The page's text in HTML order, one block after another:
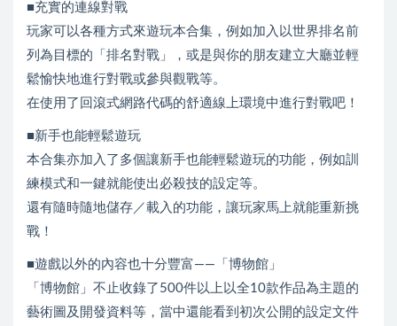
■充實的連線對戰
玩家可以各種方式來遊玩本合集，例如加入以世界排名前
列為目標的「排名對戰」，或是與你的朋友建立大廳並輕
鬆愉快地進行對戰或參與觀戰等。
在使用了回滾式網路代碼的舒適線上環境中進行對戰吧！
■新手也能輕鬆遊玩
本合集亦加入了多個讓新手也能輕鬆遊玩的功能，例如訓
練模式和一鍵就能使出必殺技的設定等。
還有隨時隨地儲存／載入的功能，讓玩家馬上就能重新挑
戰！
■遊戲以外的內容也十分豐富——「博物館」
「博物館」不止收錄了500件以上以全10款作品為主題的
藝術圖及開發資料等，當中還能看到初次公開的設定文件